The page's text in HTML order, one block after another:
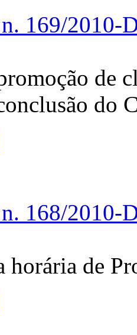
169/2010-
de
do
168/2010-
horária de